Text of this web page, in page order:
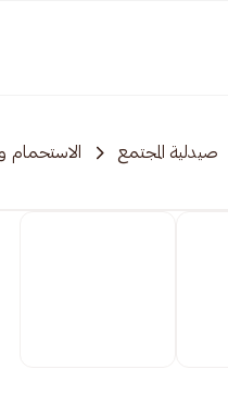
صيدلية المجتمع الاستحمام